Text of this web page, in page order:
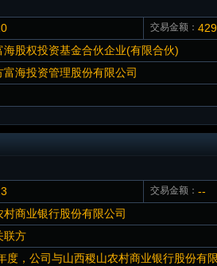
交易金额：
海股权投资基金合伙企业(有限合伙)
富海投资管理股份有限公司
交易金额： --
村商业银行股份有限公司
联方
度，公司与山西稷山农村商业银行股份有